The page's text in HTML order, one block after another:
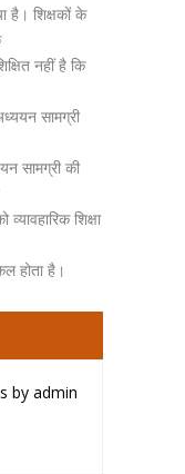
है। शिक्षकों के
नहीं है कि
सामग्री
सामग्री की
शिक्षा
होता है।
by admin